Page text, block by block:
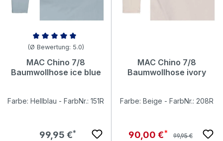
Durchschnittliche Bewertung von 5 von 5 Sternen
(Ø Bewertung: 5.0)
MAC Chino 7/8
Baumwollhose ice blue
Farbe: Hellblau - FarbNr.: 151R
Regulärer Preis:
99,95 €
MAC Chino 7/8
Baumwollhose ivory
Farbe: Beige - FarbNr.: 208R
Verkaufspreis:
90,00 € Regulärer Preis:
99,95 €